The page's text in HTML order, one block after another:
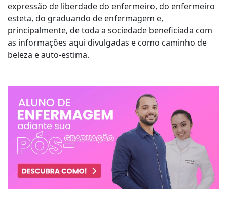
expressão de liberdade do enfermeiro, do enfermeiro
esteta, do graduando de enfermagem e,
principalmente, de toda a sociedade beneficiada com
as informações aqui divulgadas e como caminho de
beleza e auto-estima.